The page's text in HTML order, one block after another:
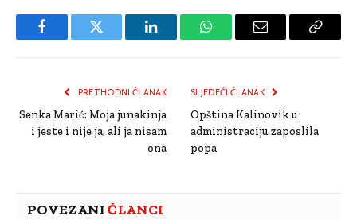
FacebookTwitter LinkedInWhatsAppEmail
Copy
PRETHODNI ČLANAK
Senka Marić: Moja junakinja
i jeste i nije ja, ali ja nisam
ona
SLJEDEĆI ČLANAK
Opština Kalinovik u
administraciju zaposlila
popa
POVEZANIČLANCI